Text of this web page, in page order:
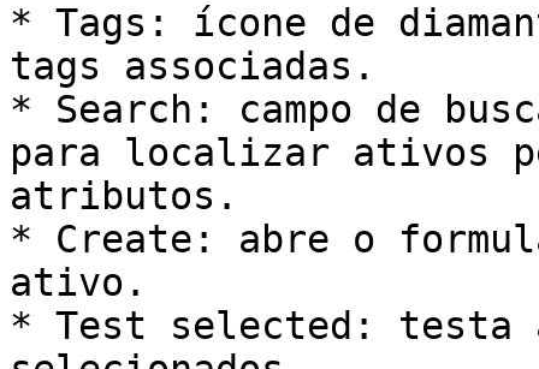
* Tags: ícone de
tags associadas.
* Search: campo de
para localizar ativos
atributos.
* Create: abre o
ativo.
* Test selected: testa